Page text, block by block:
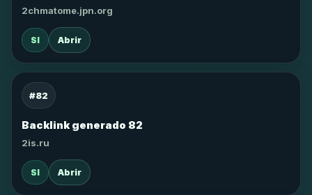
2chmatome.jpn.org
SI Abrir
#82
Backlink generado 82
2is.ru
SI Abrir